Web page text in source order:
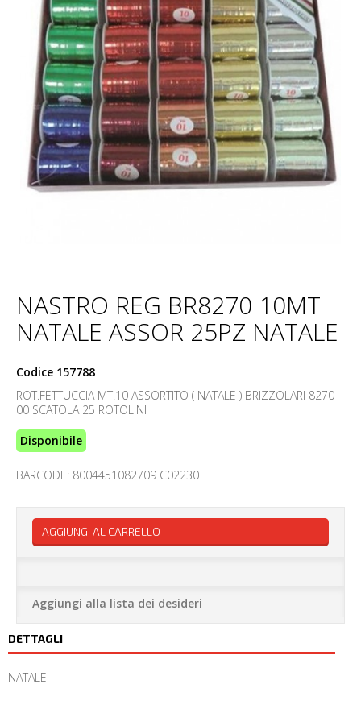
NASTRO REG BR8270 10MT
NATALE ASSOR 25PZ NATALE
Codice 157788
ROT.FETTUCCIA MT.10 ASSORTITO ( NATALE ) BRIZZOLARI 8270
00 SCATOLA 25 ROTOLINI
Disponibile
BARCODE: 8004451082709 C02230
AGGIUNGI AL CARRELLO
Aggiungi alla lista dei desideri
DETTAGLI
NATALE